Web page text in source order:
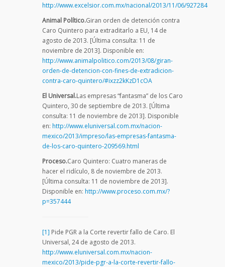
http://www.excelsior.com.mx/nacional/2013/11/06/927284
Animal Político.Giran orden de detención contra
Caro Quintero para extraditarlo a EU, 14 de
agosto de 2013. [Última consulta: 11 de
noviembre de 2013]. Disponible en:
http://www.animalpolitico.com/2013/08/giran-
orden-de-detencion-con-fines-de-extradicion-
contra-caro-quintero/#ixzz2kKzD1cOA
El Universal.Las empresas “fantasma” de los Caro
Quintero, 30 de septiembre de 2013. [Última
consulta: 11 de noviembre de 2013]. Disponible
en: http://www.eluniversal.com.mx/nacion-
mexico/2013/impreso/las-empresas-fantasma-
de-los-caro-quintero-209569.html
Proceso.Caro Quintero: Cuatro maneras de
hacer el ridículo, 8 de noviembre de 2013.
[Última consulta: 11 de noviembre de 2013].
Disponible en: http://www.proceso.com.mx/?
p=357444
[1] Pide PGR a la Corte revertir fallo de Caro. El
Universal, 24 de agosto de 2013.
http://www.eluniversal.com.mx/nacion-
mexico/2013/pide-pgr-a-la-corte-revertir-fallo-